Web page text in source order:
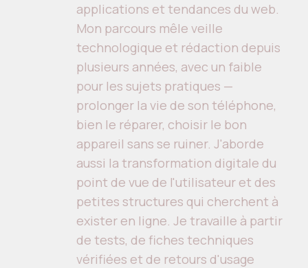
applications et tendances du web.
Mon parcours mêle veille
technologique et rédaction depuis
plusieurs années, avec un faible
pour les sujets pratiques —
prolonger la vie de son téléphone,
bien le réparer, choisir le bon
appareil sans se ruiner. J'aborde
aussi la transformation digitale du
point de vue de l'utilisateur et des
petites structures qui cherchent à
exister en ligne. Je travaille à partir
de tests, de fiches techniques
vérifiées et de retours d'usage